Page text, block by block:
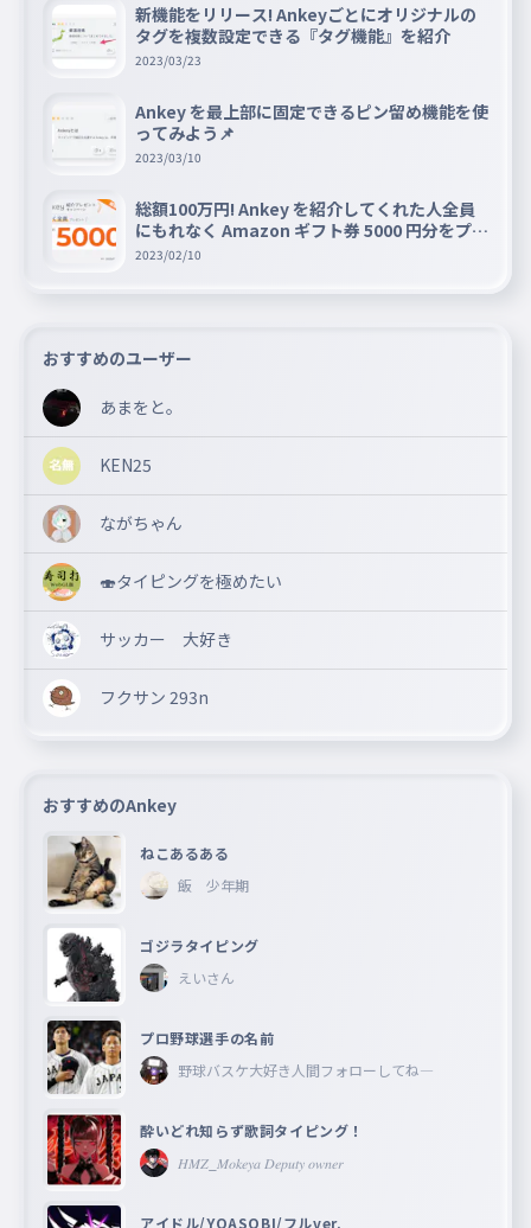
051
空にある何かを見つめてたら
そらにあるなにかをみつめてたら
052 それは星だって君が教えてくれた
それはほしだってきみがおしえてくれた
新機能をリリース! Ankeyごとにオリジナルの
タグを複数設定できる『タグ機能』を紹介
2023/03/23
Ankey を最上部に固定できるピン留め機能を使
ってみよう📌
2023/03/10
総額100万円! Ankey を紹介してくれた人全員
にもれなく Amazon ギフト券 5000 円分をプレ
ゼントキャンペーン!!
2023/02/10
おすすめのユーザー
あまをと。
KEN25
ながちゃん
🍣タイピングを極めたい
サッカー 大好き
フクサン 293n
おすすめのAnkey
ねこあるある
飯 少年期
ゴジラタイピング
えいさん
プロ野球選手の名前
野球バスケ大好き人間フォローしてね―
酔いどれ知らず歌詞タイピング！
𝐻𝑀𝑍_𝑀𝑜𝑘𝑒𝑦𝑎 𝐷𝑒𝑝𝑢𝑡𝑦 𝑜𝑤𝑛𝑒𝑟
アイドル/YOASOBI/フルver.